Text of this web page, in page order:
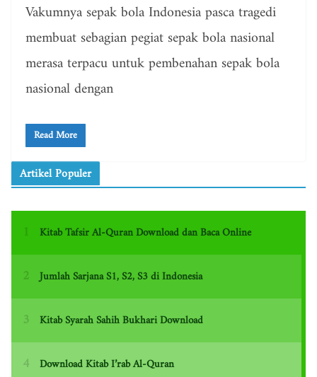
Vakumnya sepak bola Indonesia pasca tragedi
membuat sebagian pegiat sepak bola nasional
merasa terpacu untuk pembenahan sepak bola
nasional dengan
Read More
Artikel Populer